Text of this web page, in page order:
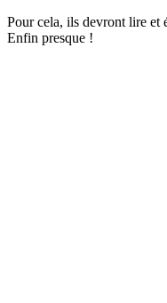
Pour cela, ils devront lire
Enfin presque !